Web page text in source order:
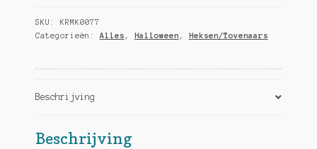
SKU: KRMK0077
Categorieën: Alles , Halloween , Heksen/Tovenaars
Beschrijving
Beschrijving